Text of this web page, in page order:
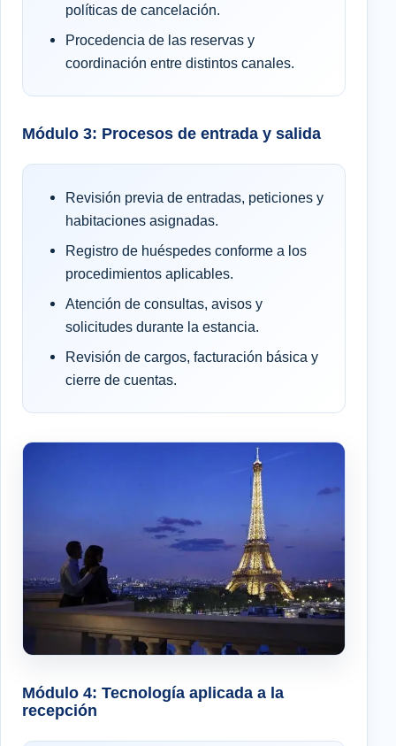
políticas de cancelación.
Procedencia de las reservas y
coordinación entre distintos canales.
Módulo 3: Procesos de entrada y salida
Revisión previa de entradas, peticiones y
habitaciones asignadas.
Registro de huéspedes conforme a los
procedimientos aplicables.
Atención de consultas, avisos y
solicitudes durante la estancia.
Revisión de cargos, facturación básica y
cierre de cuentas.
Módulo 4: Tecnología aplicada a la
recepción